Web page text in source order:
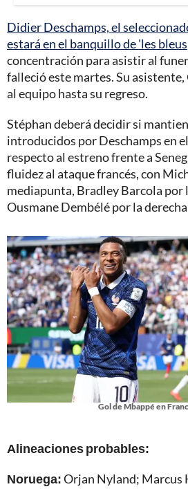
Didier Deschamps, el
estará en el banquillo de 'les bleus
concentración para asistir al
falleció este martes. Su
al equipo hasta su regreso.
Stéphan deberá decidir si
introducidos por Deschamps en
respecto al estreno frente a
fluidez al ataque francés, con
mediapunta, Bradley Barcola por
Ousmane Dembélé por la
Gol de Mbappé en
Alineaciones probables:
Noruega:Orjan Nyland; Marcus